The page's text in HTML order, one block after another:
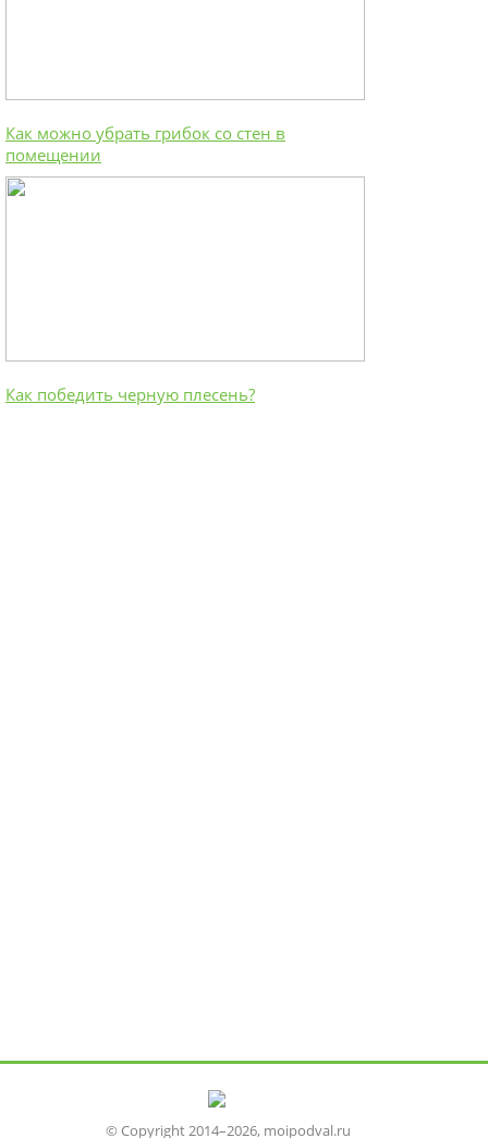
Как можно убрать грибок со стен в
помещении
Как победить черную плесень?
© Copyright 2014–2026, moipodval.ru